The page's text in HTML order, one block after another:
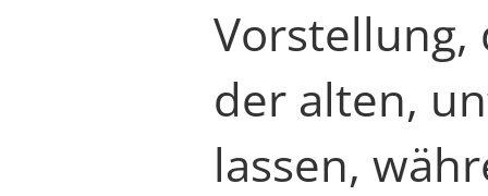
Vorstellung,
der alten,
lassen,